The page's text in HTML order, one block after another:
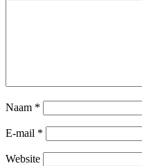
Naam *
E-mail *
Website